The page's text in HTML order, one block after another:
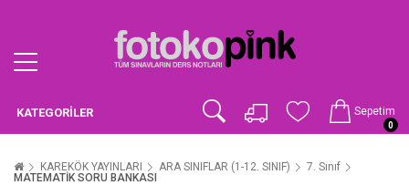
0
Sepetim
KATEGORILER
KAREKÖK YAYINLARI ARA SINIFLAR (1-12. SINIF)
7. Sınıf
MATEMATİK SORU BANKASI